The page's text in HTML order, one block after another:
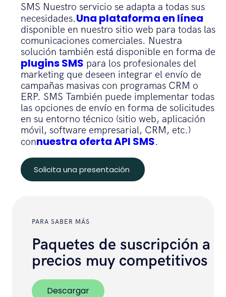
SMS Nuestro servicio se adapta a todas sus
necesidades.Una plataforma en línea
disponible en nuestro sitio web para todas las
comunicaciones comerciales. Nuestra
solución también está disponible en forma de
plugins SMS para los profesionales del
marketing que deseen integrar el envío de
campañas masivas con programas CRM o
ERP. SMS También puede implementar todas
las opciones de envío en forma de solicitudes
en su entorno técnico (sitio web, aplicación
móvil, software empresarial, CRM, etc.)
connuestra oferta API SMS.
Solicita una presentación
PARA SABER MÁS
Paquetes de suscripción a
precios muy competitivos
Descargar